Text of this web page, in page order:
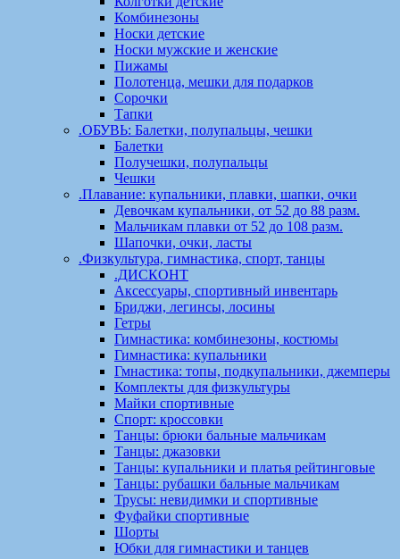
Комбинезоны
Носки детские
Носки мужские и женские
Пижамы
Полотенца, мешки для подарков
Сорочки
Тапки
.ОБУВЬ: Балетки, полупальцы, чешки
Балетки
Получешки, полупальцы
Чешки
.Плавание: купальники, плавки, шапки, очки
Девочкам купальники, от 52 до 88 разм.
Мальчикам плавки от 52 до 108 разм.
Шапочки, очки, ласты
.Физкультура, гимнастика, спорт, танцы
.ДИСКОНТ
Аксессуары, спортивный инвентарь
Бриджи, легинсы, лосины
Гетры
Гимнастика: комбинезоны, костюмы
Гимнастика: купальники
Гмнастика: топы, подкупальники, джемперы
Комплекты для физкультуры
Майки спортивные
Спорт: кроссовки
Танцы: брюки бальные мальчикам
Танцы: джазовки
Танцы: купальники и платья рейтинговые
Танцы: рубашки бальные мальчикам
Трусы: невидимки и спортивные
Фуфайки спортивные
Шорты
Юбки для гимнастики и танцев